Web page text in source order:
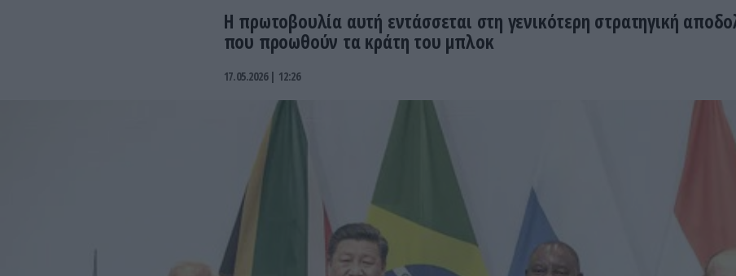
Η πρωτοβουλία αυτή εντάσσεται στη γενικότερη στρατηγική
που προωθούν τα κράτη του μπλοκ
17.05.2026 | 12:26